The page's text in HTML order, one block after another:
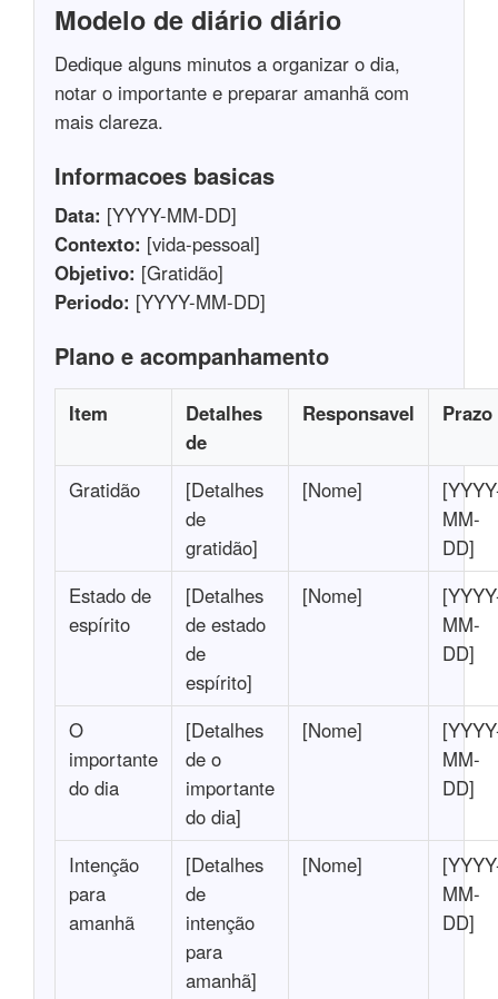
Modelo de diário diário
Dedique alguns minutos a organizar o dia,
notar o importante e preparar amanhã com
mais clareza.
Informacoes basicas
Data: [YYYY-MM-DD]
Contexto: [vida-pessoal]
Objetivo: [Gratidão]
Periodo: [YYYY-MM-DD]
Plano e acompanhamento
Item
Detalhes
de
Responsavel Prazo
Gratidão
[Detalhes
de
gratidão]
[Nome]
MM-
DD]
Estado de
espírito
[Detalhes
de estado
de
espírito]
[Nome]
MM-
DD]
O
importante
do dia
[Detalhes
de o
importante
do dia]
[Nome]
MM-
DD]
Intenção
para
amanhã
[Detalhes
de
intenção
para
amanhã]
[Nome]
MM-
DD]